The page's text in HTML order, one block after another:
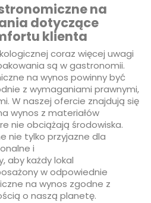
na
dotyczące
klienta
coraz więcej uwagi
są w gastronomii.
na wynos powinny być
z wymaganiami prawnymi,
W naszej ofercie znajdują się
wynos z materiałów
nie obciążają środowiska.
nie tylko przyjazne dla
i
aby każdy lokal
w odpowiednie
na wynos zgodne z
o naszą planetę.